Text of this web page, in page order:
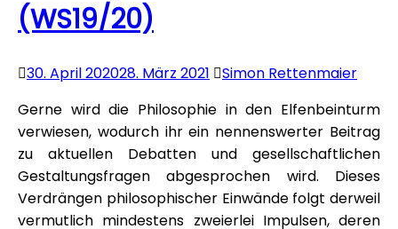
(WS19/20)
30. April 202028. März 2021
Simon Rettenmaier
Gerne wird die Philosophie in den Elfenbeinturm
verwiesen, wodurch ihr ein nennenswerter Beitrag
zu aktuellen Debatten und gesellschaftlichen
Gestaltungsfragen abgesprochen wird. Dieses
Verdrängen philosophischer Einwände folgt derweil
vermutlich mindestens zweierlei Impulsen, deren